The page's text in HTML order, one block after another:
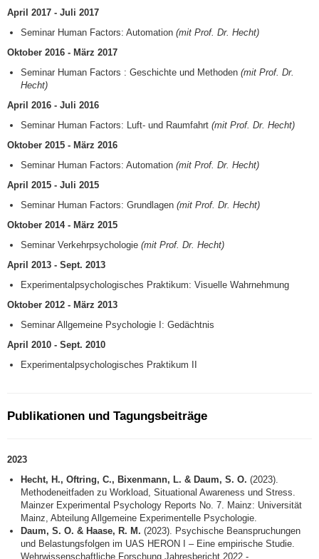
April 2017 - Juli 2017
Seminar Human Factors: Automation(mit Prof. Dr. Hecht)
Oktober 2016 - März 2017
Seminar Human Factors : Geschichte und Methoden(mit Prof. Dr.
Hecht)
April 2016 - Juli 2016
Seminar Human Factors: Luft- und Raumfahrt(mit Prof. Dr. Hecht)
Oktober 2015 - März 2016
Seminar Human Factors: Automation(mit Prof. Dr. Hecht)
April 2015 - Juli 2015
Seminar Human Factors: Grundlagen(mit Prof. Dr. Hecht)
Oktober 2014 - März 2015
Seminar Verkehrpsychologie(mit Prof. Dr. Hecht)
April 2013 - Sept. 2013
Experimentalpsychologisches Praktikum: Visuelle Wahrnehmung
Oktober 2012 - März 2013
Seminar Allgemeine Psychologie I: Gedächtnis
April 2010 - Sept. 2010
Experimentalpsychologisches Praktikum II
Publikationen und Tagungsbeiträge
2023
Hecht, H., Oftring, C., Bixenmann, L. & Daum, S. O. (2023).
Methodeneitfaden zu Workload, Situational Awareness und Stress.
Mainzer Experimental Psychology Reports No. 7. Mainz: Universität
Mainz, Abteilung Allgemeine Experimentelle Psychologie.
Daum, S. O. & Haase, R. M. (2023). Psychische Beanspruchungen
und Belastungsfolgen im UAS HERON I – Eine empirische Studie.
Wehrwissenschaftliche Forschung Jahresbericht 2022 -